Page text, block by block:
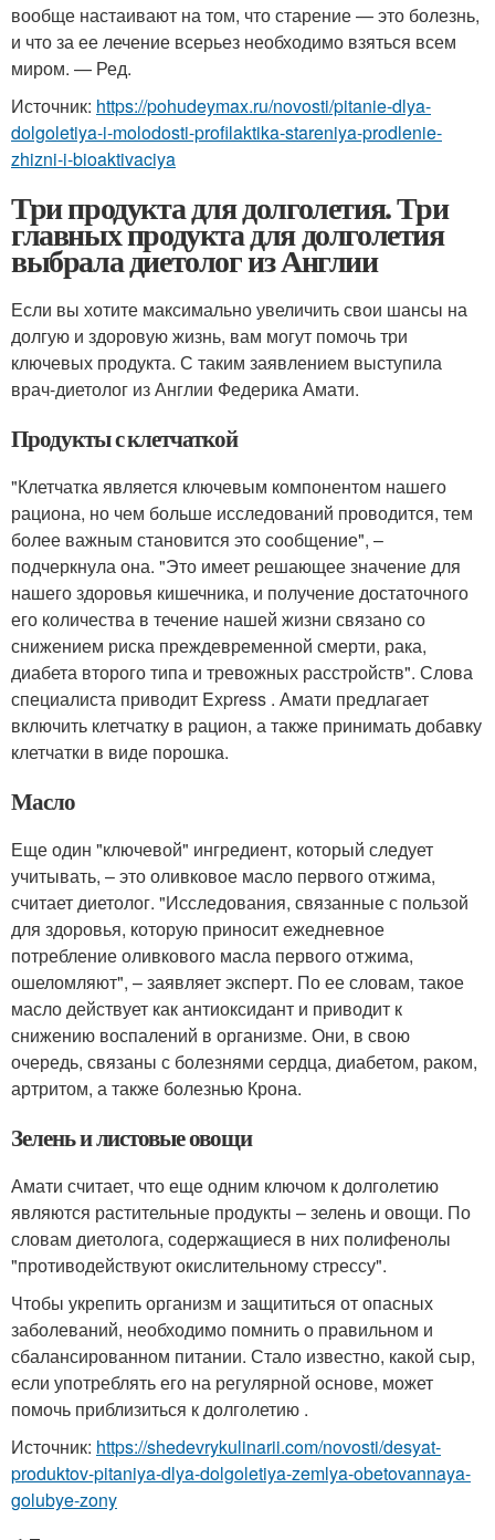
вообще настаивают на том, что старение — это болезнь,
и что за ее лечение всерьез необходимо взяться всем
миром. — Ред.
Источник: https://pohudeymax.ru/novosti/pitanie-dlya-
dolgoletiya-i-molodosti-profilaktika-stareniya-prodlenie-
zhizni-i-bioaktivaciya
Три продукта для долголетия. Три
главных продукта для долголетия
выбрала диетолог из Англии
Если вы хотите максимально увеличить свои шансы на
долгую и здоровую жизнь, вам могут помочь три
ключевых продукта. С таким заявлением выступила
врач-диетолог из Англии Федерика Амати.
Продукты с клетчаткой
"Клетчатка является ключевым компонентом нашего
рациона, но чем больше исследований проводится, тем
более важным становится это сообщение", –
подчеркнула она. "Это имеет решающее значение для
нашего здоровья кишечника, и получение достаточного
его количества в течение нашей жизни связано со
снижением риска преждевременной смерти, рака,
диабета второго типа и тревожных расстройств". Слова
специалиста приводит Express . Амати предлагает
включить клетчатку в рацион, а также принимать добавку
клетчатки в виде порошка.
Масло
Еще один "ключевой" ингредиент, который следует
учитывать, – это оливковое масло первого отжима,
считает диетолог. "Исследования, связанные с пользой
для здоровья, которую приносит ежедневное
потребление оливкового масла первого отжима,
ошеломляют", – заявляет эксперт. По ее словам, такое
масло действует как антиоксидант и приводит к
снижению воспалений в организме. Они, в свою
очередь, связаны с болезнями сердца, диабетом, раком,
артритом, а также болезнью Крона.
Зелень и листовые овощи
Амати считает, что еще одним ключом к долголетию
являются растительные продукты – зелень и овощи. По
словам диетолога, содержащиеся в них полифенолы
"противодействуют окислительному стрессу".
Чтобы укрепить организм и защититься от опасных
заболеваний, необходимо помнить о правильном и
сбалансированном питании. Стало известно, какой сыр,
если употреблять его на регулярной основе, может
помочь приблизиться к долголетию .
Источник: https://shedevrykulinarii.com/novosti/desyat-
produktov-pitaniya-dlya-dolgoletiya-zemlya-obetovannaya-
golubye-zony